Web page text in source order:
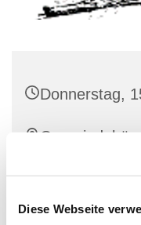
Diese Webseite
Donnerstag,